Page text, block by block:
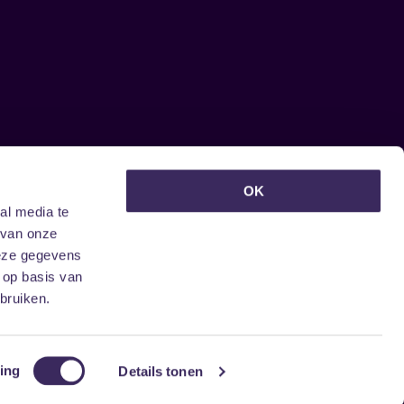
media te
onze
gegevens
basis van
Details tonen
OK
ontvangen?